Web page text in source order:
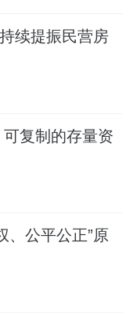
续提振民营房
复制的存量资
、公平公正”原